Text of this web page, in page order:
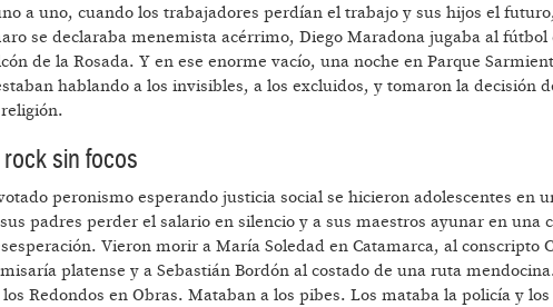
a uno, cuando los trabajadores perdían el trabajo y sus hijos el
se declaraba menemista acérrimo, Diego Maradona jugaba al
de la Rosada. Y en ese enorme vacío, una noche en Parque
hablando a los invisibles, a los excluidos, y tomaron la decisión
sin focos
peronismo esperando justicia social se hicieron adolescentes en
padres perder el salario en silencio y a sus maestros ayunar en una
Vieron morir a María Soledad en Catamarca, al conscripto
platense y a Sebastián Bordón al costado de una ruta
Redondos en Obras. Mataban a los pibes. Los mataba la policía y